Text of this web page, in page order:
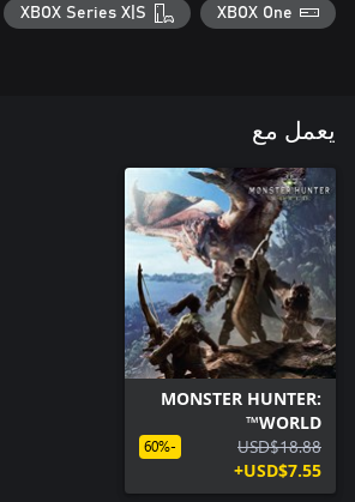
XBOX One
XBOX Series X|S
يعمل مع
MONSTER HUNTER:
WORLD™
USD$18.88
USD$7.55+
-60%